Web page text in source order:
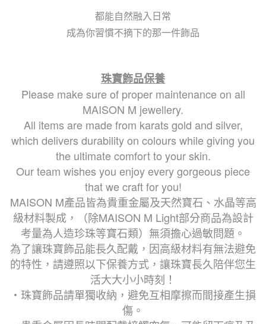
都能自然融入日常
成為你習慣不摘下的那一件飾品
珠寶飾品保養
Please make sure of proper maintenance on all
MAISON M jewellery.
All items are made from karats gold and silver,
which delivers durability on colours while giving you
the ultimate comfort to your skin.
Our team wishes you enjoy every gorgeous piece
that we craft for you!
MAISON M產品皆為貴重金屬及天然寶石、水晶等高
級材料製成，
（除MAISON M Light部分商品為設計
考量為人造珍珠等寶石類） 無須擔心過敏問題。
為了讓珠寶飾品能長久配戴，因高級材料有無法避免
的特性，請遵照以下保養方式，讓珠寶長久陪伴您生
活大大小小時刻！
・珠寶飾品請單獨收納，避免互相摩擦而間接產生損
傷。